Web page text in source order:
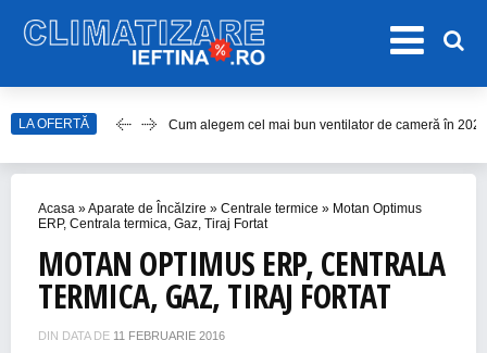
LA OFERTĂ
Top Aparate de Aer Condiționat Ieftine pentru Vară
Top 10 Aparate de Aer Condiționat Portabile fără
Acasa »Aparate de Încălzire » Centrale termice » Motan Optimus
ERP, Centrala termica, Gaz, Tiraj Fortat
MOTAN OPTIMUS ERP, CENTRALA
TERMICA, GAZ, TIRAJ FORTAT
DIN DATA DE 11 FEBRUARIE 2016